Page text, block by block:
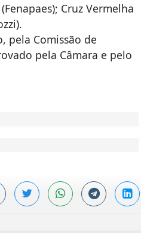
Cruz Vermelha
pela Comissão de
pela Câmara e pelo